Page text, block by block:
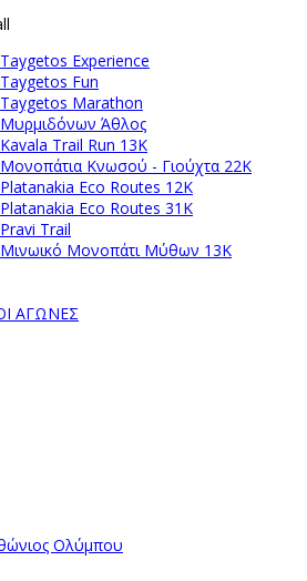
Taygetos Experience
Taygetos Fun
Taygetos Marathon
Μυρμιδόνων Άθλος
Kavala Trail Run 13K
Μονοπάτια Κνωσού - Γιούχτα 22Κ
Platanakia Eco Routes 12K
Platanakia Eco Routes 31K
Pravi Trail
Μινωικό Μονοπάτι Μύθων 13Κ
ΑΓΩΝΕΣ
Ολύμπου